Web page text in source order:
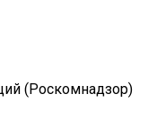
(Роскомнадзор)